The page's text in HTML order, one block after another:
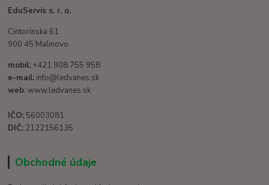
EduServis s. r. o.
Cintorínska 61
900 45 Malinovo
mobil: +421 908 755 958
e-mail: info@ledvanes.sk
web: www.ledvanes.sk
IČO: 56003081
DIČ: 2122156135
Obchodné údaje